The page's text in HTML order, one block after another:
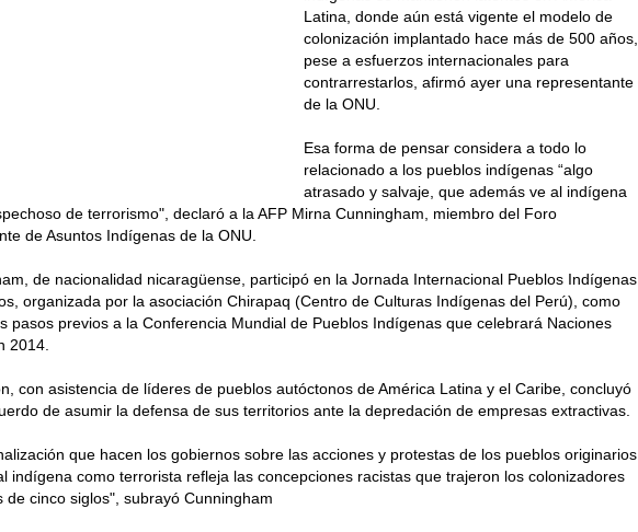
Latina, donde aún está vigente el modelo de
colonización implantado hace más de 500 años,
pese a esfuerzos internacionales para
contrarrestarlos, afirmó ayer una representante
de la ONU.
Esa forma de pensar considera a todo lo
relacionado a los pueblos indígenas “algo
atrasado y salvaje, que además ve al indígena
de terrorismo", declaró a la AFP Mirna Cunningham, miembro del Foro
de Asuntos Indígenas de la ONU.
de nacionalidad nicaragüense, participó en la Jornada Internacional Pueblos Indígenas
organizada por la asociación Chirapaq (Centro de Culturas Indígenas del Perú), como
pasos previos a la Conferencia Mundial de Pueblos Indígenas que celebrará Naciones
2014.
con asistencia de líderes de pueblos autóctonos de América Latina y el Caribe, concluyó
de asumir la defensa de sus territorios ante la depredación de empresas extractivas.
que hacen los gobiernos sobre las acciones y protestas de los pueblos originarios
indígena como terrorista refleja las concepciones racistas que trajeron los colonizadores
de cinco siglos", subrayó Cunningham